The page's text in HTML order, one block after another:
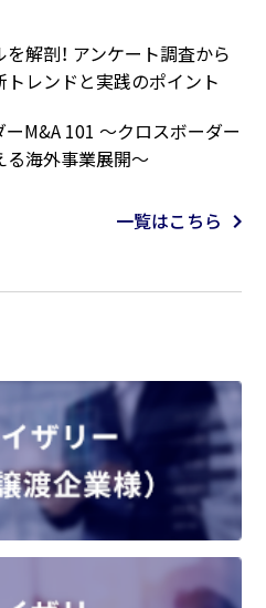
解剖！ アンケート調査から
トレンドと実践のポイント
M&A 101 ～クロスボーダー
る海外事業展開～
一覧はこちら